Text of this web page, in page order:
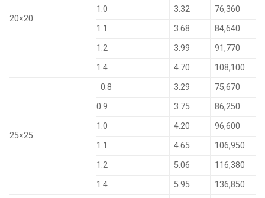
20×20
1.0
3.32
76,360
1.1
3.68
84,640
1.2
3.99
91,770
1.4
4.70 108,100
25×25
0.8 3.29
75,670
0.9
3.75
86,250
1.0
4.20
96,600
1.1
4.65
106,950
1.2
5.06
116,380
1.4
5.95 136,850